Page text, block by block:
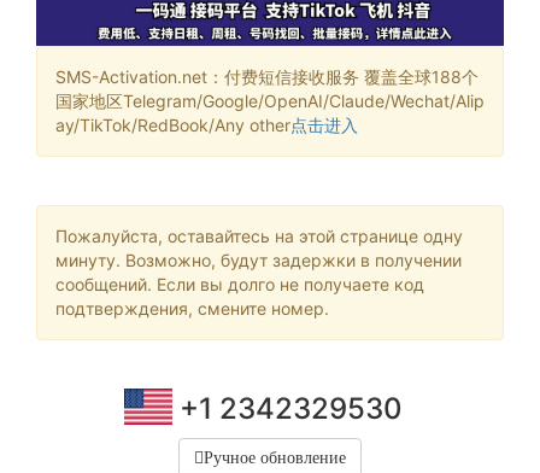
SMS-Activation.net：付费短信接收服务 覆盖全球188个
国家地区Telegram/Google/OpenAI/Claude/Wechat/Alip
ay/TikTok/RedBook/Any other点击进入
Пожалуйста, оставайтесь на этой странице одну
минуту. Возможно, будут задержки в получении
сообщений. Если вы долго не получаете код
подтверждения, смените номер.
+1 2342329530
Ручное обновление